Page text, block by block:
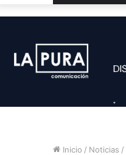
Inicio / Noticias /